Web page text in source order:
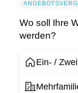
Wo soll Ihre
werden?
Ein- /